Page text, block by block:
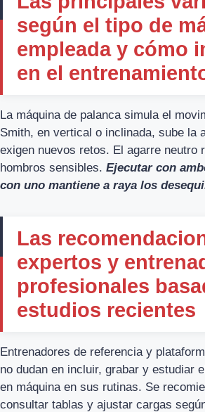
según el tipo de
empleada y cómo
en el
La máquina de palanca simula el
Smith, en vertical o inclinada, sube la
exigen nuevos retos. El agarre neutro
hombros sensibles. Ejecutar con
con uno mantiene a raya los
Las
expertos y
profesionales
estudios recientes
Entrenadores de referencia y
no dudan en incluir, grabar y estudiar
en máquina en sus rutinas. Se
consultar tablas y ajustar cargas